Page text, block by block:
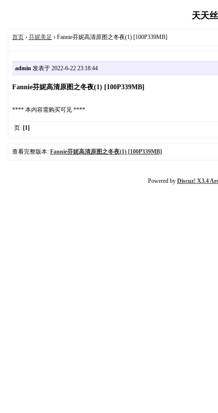
天天
首页› 芬妮美足 › Fannie芬妮高清原图之冬夜(1) [100P339MB]
admin发表于 2022-6-22 23:18:44
Fannie芬妮高清原图之冬夜(1) [100P339MB]
**** 本内容需购买可见 ****
页: [1]
查看完整版本: Fannie芬妮高清原图之冬夜(1) [100P339MB]
Powered by Discuz! X3.4